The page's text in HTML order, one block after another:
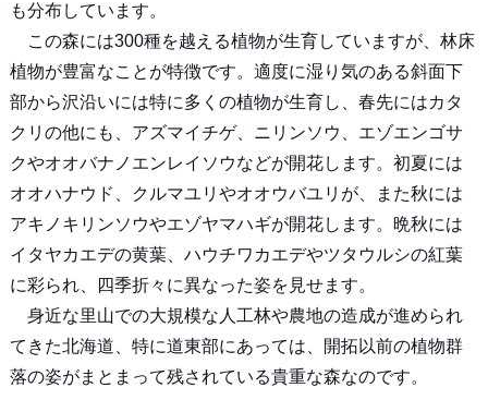
も分布しています。
この森には300種を越える植物が生育していますが、林床
植物が豊富なことが特徴です。適度に湿り気のある斜面下
部から沢沿いには特に多くの植物が生育し、春先にはカタ
クリの他にも、アズマイチゲ、ニリンソウ、エゾエンゴサ
クやオオバナノエンレイソウなどが開花します。初夏には
オオハナウド、クルマユリやオオウバユリが、また秋には
アキノキリンソウやエゾヤマハギが開花します。晩秋には
イタヤカエデの黄葉、ハウチワカエデやツタウルシの紅葉
に彩られ、四季折々に異なった姿を見せます。
身近な里山での大規模な人工林や農地の造成が進められ
てきた北海道、特に道東部にあっては、開拓以前の植物群
落の姿がまとまって残されている貴重な森なのです。